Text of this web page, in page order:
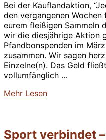
Bei der Kauflandaktion,
den vergangenen
eurem fleißigen Sammeln
wir die diesjährige Aktion
Pfandbonspenden im
zusammen. Wir sagen
Einzelne(n). Das Geld
vollumfänglich …
Mehr über
–
Lesen
Sport verbindet